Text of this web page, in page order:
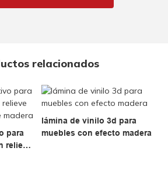
relacionados
para
relieve
lámina de vinilo 3d para
muebles con efecto madera